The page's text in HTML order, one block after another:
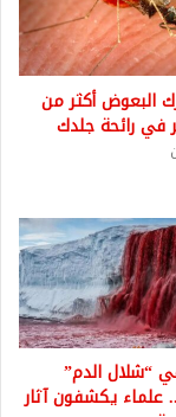
البعوض أكثر من
في رائحة جلدك
“شلال الدم”
علماء يكشفون آثار